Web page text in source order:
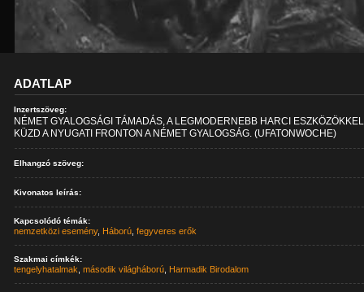
ADATLAP
Inzertszöveg:
NÉMET GYALOGSÁGI TÁMADÁS, A LEGMODERNEBB HARCI ESZKÖZÖKKEL
KÜZD A NYUGATI FRONTON A NÉMET GYALOGSÁG. (UFATONWOCHE)
Elhangzó szöveg:
Kivonatos leírás:
Kapcsolódó témák:
nemzetközi esemény, Háború ,fegyveres erők
Szakmai címkék:
tengelyhatalmak ,második világháború Harmadik Birodalom